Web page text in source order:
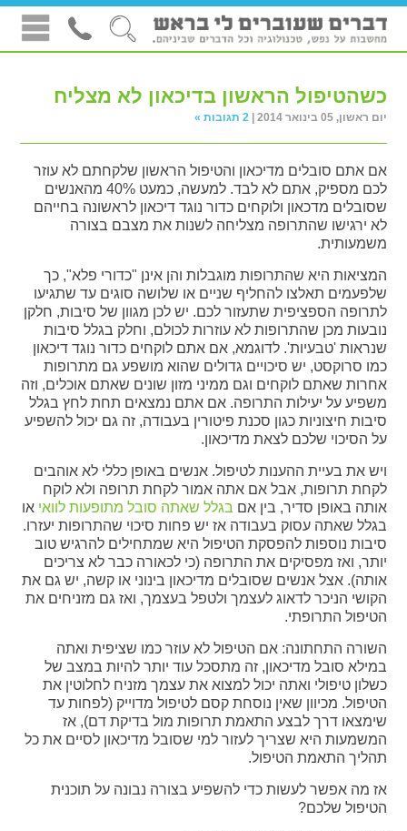
כשהטיפול הראשון בדיכאון לא מצליח
יום ראשון, 05 בינואר 2014 | 2 תגובות »
אם אתם סובלים מדיכאון והטיפול הראשון שלקחתם לא עוזר
לכם מספיק, אתם לא לבד. למעשה, כמעט 40% מהאנשים
שסובלים מדכאון ולוקחים כדור נוגד דיכאון לראשונה בחייהם
לא ירגישו שהתרופה מצליחה לשנות את מצבם בצורה
משמעותית.
המציאות היא שהתרופות מוגבלות והן אינן "כדורי פלא", כך
שלפעמים תאלצו להחליף שניים או שלושה סוגים עד שתגיעו
לתרופה הספציפית שתעזור לכם. יש לכן מגוון של סיבות, חלקן
נובעות מכן שהתרופות לא עוזרות לכולם, וחלק בגלל סיבות
שנראות 'טבעיות'. לדוגמא, אם אתם לוקחים כדור נוגד דיכאון
כמו סרוקסט, יש סיכויים גדולים שהוא מושפע גם מתרופות
אחרות שאתם לוקחים וגם ממיני מזון שונים שאתם אוכלים, וזה
משפיע על יעילות התרופה. אם אתם נמצאים תחת לחץ בגלל
סיבות חיצוניות כגון סכנת פיטורין בעבודה, זה גם יכול להשפיע
על הסיכוי שלכם לצאת מדיכאון.
ויש את בעיית ההענות לטיפול. אנשים באופן כללי לא אוהבים
לקחת תרופות, אבל אם אתה אמור לקחת תרופה ולא לוקח
אותה באופן סדיר, בין אם בגלל שאתה סובל מתופעות לוואי או
בגלל שאתה עסוק בעבודה אז יש פחות סיכוי שהתרופות יעזרו.
סיבות נוספות להפסקת הטיפול היא שמתחילים להרגיש טוב
יותר, ואז מפסיקים את התרופה (כי לכאורה כבר לא צריכים
אותה). אצל אנשים שסובלים מדיכאון בינוני או קשה, יש גם את
הקושי הניכר לדאוג לעצמך ולטפל בעצמך, ואז גם מזניחים את
הטיפול התרופתי.
השורה התחתונה: אם הטיפול לא עוזר כמו שציפית ואתה
במילא סובל מדיכאון, זה מתסכל עוד יותר להיות במצב של
כשלון טיפולי ואתה יכול למצוא את עצמך מזניח לחלוטין את
הטיפול. מכיוון שאין נוסחת קסם לטיפול מדוייק (לפחות עד
שימצאו דרך לבצע התאמת תרופות מול בדיקת דם), אז
המשמעות היא שצריך לעזור למי שסובל מדיכאון לסיים את כל
תהליך התאמת הטיפול.
אז מה אפשר לעשות כדי להשפיע בצורה נבונה על תוכנית
הטיפול שלכם?